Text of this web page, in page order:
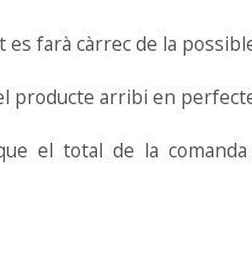
farà càrrec de la
producte arribi en
el total de la